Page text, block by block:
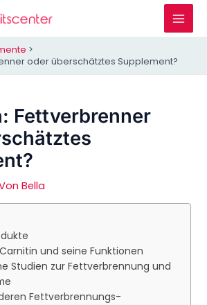
oder überschätztes Supplement?
Fettverbrenner
Bella
und seine Funktionen
Studien zur Fettverbrennung und
Fettverbrennungs-